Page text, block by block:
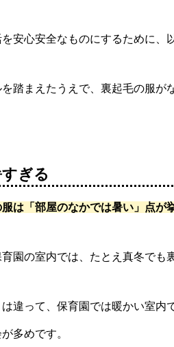
安心安全なものにするために、
踏まえたうえで、裏起毛の服が
ぎる
は「部屋のなかでは暑い」点が
園の室内では、たとえ真冬でも
違って、保育園では暖かい室
多めです。